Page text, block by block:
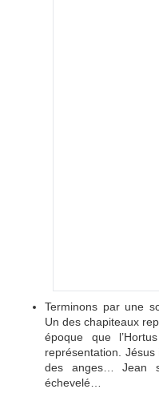
Terminons par une
Un des chapiteaux
époque que
représentation.
des anges… Jean
échevelé…